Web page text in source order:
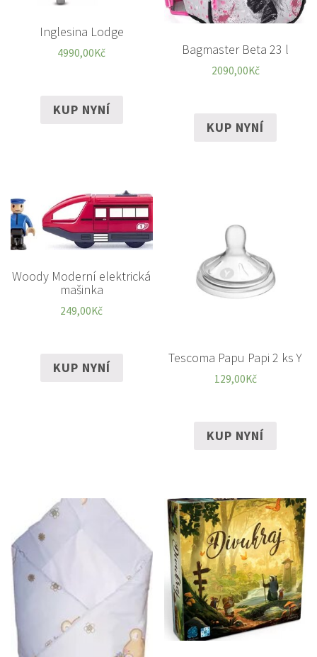
Inglesina Lodge
4990,00Kč
KUP NYNÍ
Bagmaster Beta 23 l
2090,00Kč
KUP NYNÍ
Woody Moderní elektrická
mašinka
249,00Kč
KUP NYNÍ
Tescoma Papu Papi 2 ks Y
129,00Kč
KUP NYNÍ